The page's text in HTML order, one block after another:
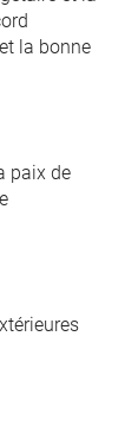
la bonne
paix de